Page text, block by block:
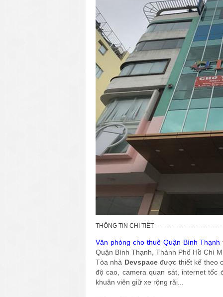
THÔNG TIN CHI TIẾT
Văn phòng cho thuê Quận Bình Thạnh
Quận Bình Thạnh, Thành Phố Hồ Chí
Tòa nhà Devspaceđược thiết kế theo
độ cao, camera quan sát, internet tốc
khuân viên giữ xe rộng rãi...